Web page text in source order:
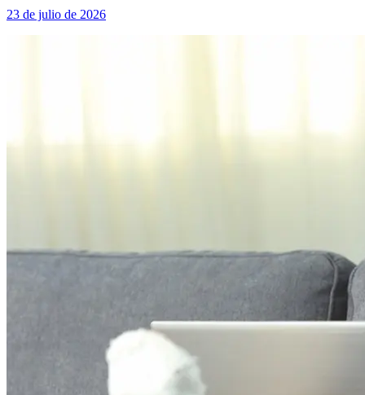
23 de julio de 2026